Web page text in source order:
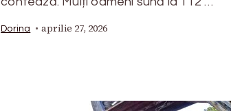
Dorina aprilie 27, 2026